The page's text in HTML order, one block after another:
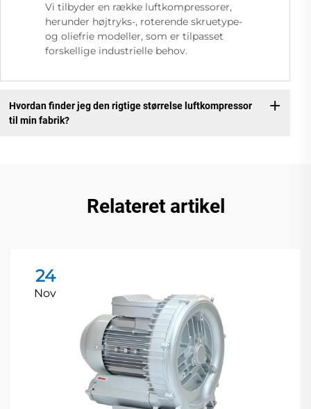
Vi tilbyder en række luftkompressorer,
herunder højtryks-, roterende skruetype-
og oliefrie modeller, som er tilpasset
forskellige industrielle behov.
Hvordan finder jeg den rigtige størrelse luftkompressor
til min fabrik?
Relateret artikel
24
Nov